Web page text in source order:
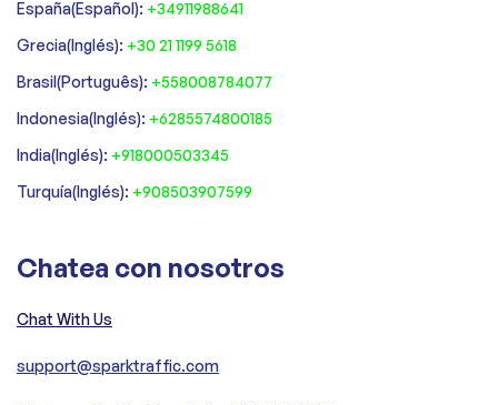
España(Español): +34911988641
‍Grecia(Inglés): +30 21 1199 5618
‍Brasil(Português): +558008784077‍
‍Indonesia(Inglés): +6285574800185
India(Inglés): +918000503345
Turquía(Inglés): +908503907599
Chatea con nosotros
Chat With Us
support@sparktraffic.com